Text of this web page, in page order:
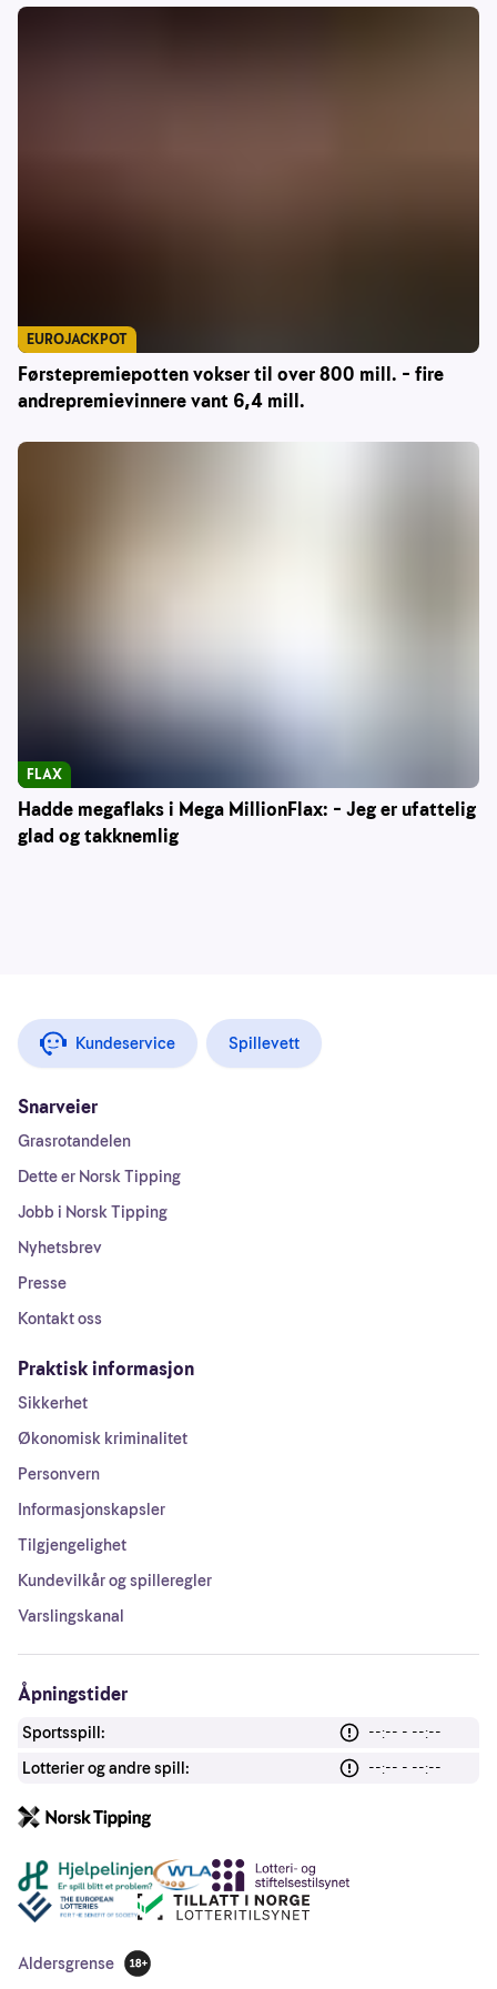
Førstepremiepotten vokser til over 800 mill. – fire
andrepremievinnere vant 6,4 mill.
EUROJACKPOT
Hadde megaflaks i Mega MillionFlax: – Jeg er ufattelig
glad og takknemlig
FLAX
Kundeservice Spillevett
Snarveier
Grasrotandelen
Dette er Norsk Tipping
Jobb i Norsk Tipping
Nyhetsbrev
Presse
Kontakt oss
Praktisk informasjon
Sikkerhet
Økonomisk kriminalitet
Personvern
Informasjonskapsler
Tilgjengelighet
Kundevilkår og spilleregler
Varslingskanal
Åpningstider
Sportsspill:
--:-- - --:--
Lotterier og andre spill:
--:-- - --:--
Andre lenker
Aldersgrense
18 år